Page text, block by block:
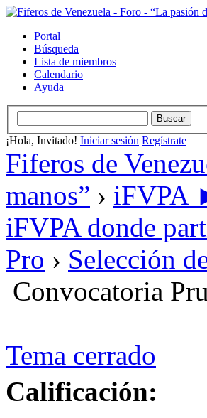
Portal
Búsqueda
Lista de miembros
Calendario
Ayuda
¡Hola, Invitado! Iniciar sesión Regístrate
Fiferos de
manos” › iFVPA
iFVPA donde
Pro › Selección
Convocatoria
Tema cerrado
Calificación: